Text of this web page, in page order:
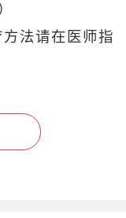
方法请在医师指